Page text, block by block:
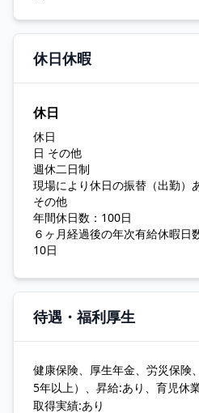
休日休暇
休日
休日
日 その他
週休二日制
現場により休日の振替（出勤）
その他
年間休日数：100日
６ヶ月経過後の年次有給休暇日
10日
待遇・福利厚生
健康保険、厚生年金、労災保
5年以上）、昇給:あり、育児休
取得実績:あり